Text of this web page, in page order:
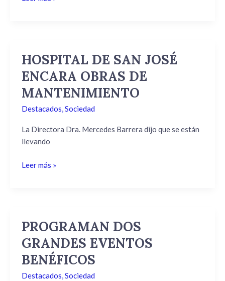
HOSPITAL DE SAN JOSÉ
ENCARA OBRAS DE
MANTENIMIENTO
Destacados,Sociedad
La Directora Dra. Mercedes Barrera dijo que se están
llevando
HOSPITAL
SAN
JOSÉ
ENCARA
DE
MANTENIMIENTO
Leer más »
PROGRAMAN DOS
GRANDES EVENTOS
BENÉFICOS
Destacados,Sociedad
PROGRAMAN
GRANDES
EVENTOS
BENÉFICOS